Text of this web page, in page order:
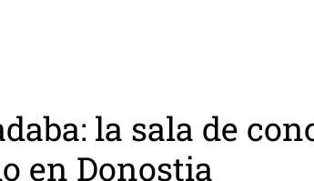
la sala de
en Donostia